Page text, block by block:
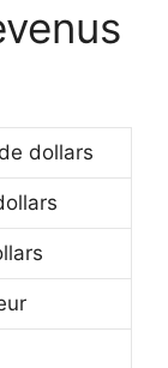
dollars